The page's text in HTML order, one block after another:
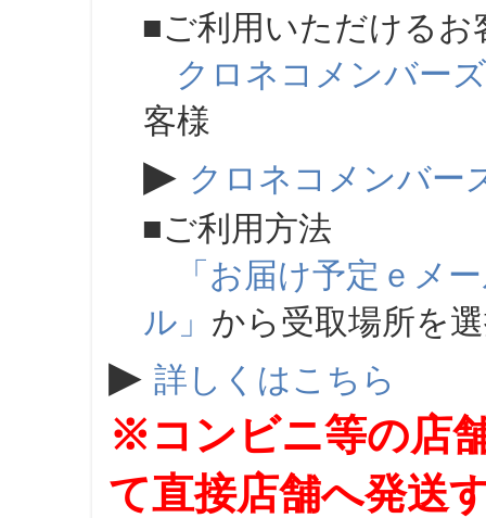
■ご利用いただけるお
クロネコメンバーズ
客様
▶ クロネコメンバー
■ご利用方法
「お届け予定ｅメ
ル」 から受取場所を
▶ 詳しくはこちら
※コンビニ等の店
て直接店舗へ発送